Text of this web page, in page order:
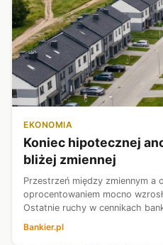
EKONOMIA
Koniec hipotecznej
bliżej zmiennej
Przestrzeń między zmiennym a
oprocentowaniem mocno
Ostatnie ruchy w cennikach
„wyskok”. Jaką cenę trzeba
Bankier.pl